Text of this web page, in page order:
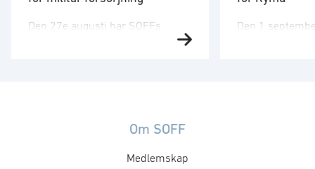
Den 27e augusti har SOFFs
rör upphandling, försörjningssäkerhet och
tonvikt på samverkan med FMV
Den 1
Om SOFF
Medlemskap